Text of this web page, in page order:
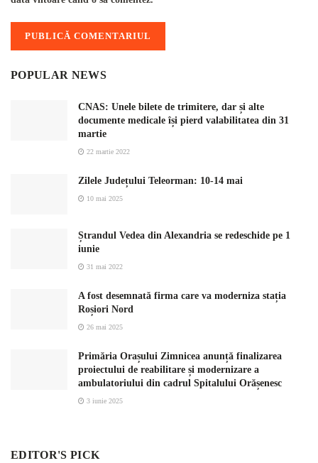
POPULAR NEWS
CNAS: Unele bilete de trimitere, dar și alte
documente medicale își pierd valabilitatea din 31
martie
22 martie 2022
Zilele Județului Teleorman: 10-14 mai
10 mai 2025
Ștrandul Vedea din Alexandria se redeschide pe 1
iunie
31 mai 2022
A fost desemnată firma care va moderniza stația
Roșiori Nord
26 mai 2025
Primăria Orașului Zimnicea anunță finalizarea
proiectului de reabilitare și modernizare a
ambulatoriului din cadrul Spitalului Orășenesc
3 iunie 2025
EDITOR'S PICK